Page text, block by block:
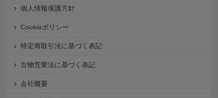
個人情報保護方針
Cookieポリシー
特定商取引法に基づく表記
古物営業法に基づく表記
会社概要